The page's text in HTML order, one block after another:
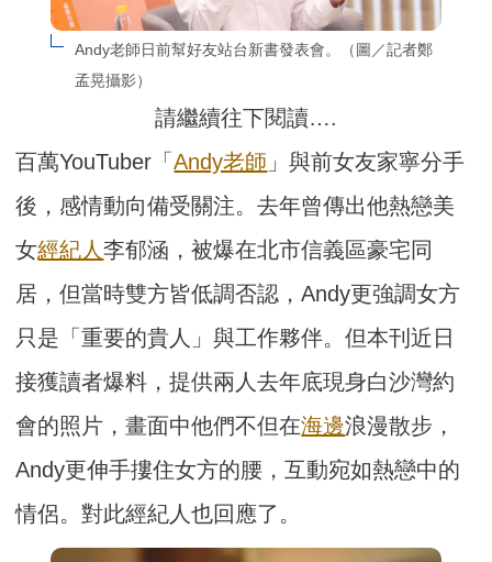
Andy老師日前幫好友站台新書發表會。（圖／記者鄭
孟晃攝影）
請繼續往下閱讀….
百萬YouTuber「Andy老師 」與前女友家寧分手
後，感情動向備受關注。去年曾傳出他熱戀美
女經紀人李郁涵，被爆在北市信義區豪宅同
居，但當時雙方皆低調否認，Andy更強調女方
只是「重要的貴人」與工作夥伴。但本刊近日
接獲讀者爆料，提供兩人去年底現身白沙灣約
會的照片，畫面中他們不但在海邊浪漫散步，
Andy更伸手摟住女方的腰，互動宛如熱戀中的
情侶。對此經紀人也回應了。